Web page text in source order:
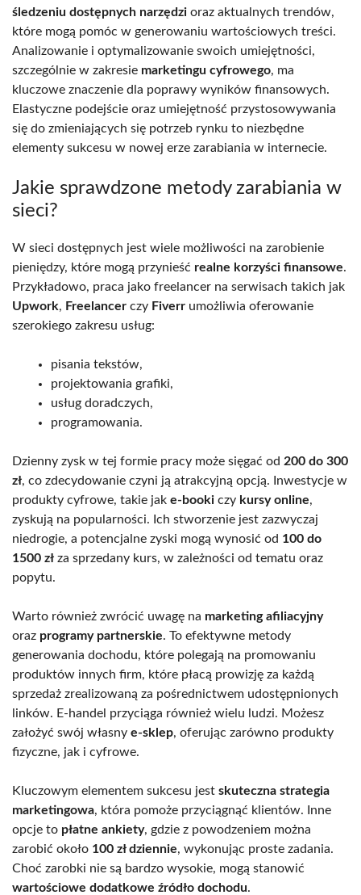
śledzeniu dostępnych narzędzi oraz aktualnych trendów,
które mogą pomóc w generowaniu wartościowych treści.
Analizowanie i optymalizowanie swoich umiejętności,
szczególnie w zakresie marketingu cyfrowego, ma
kluczowe znaczenie dla poprawy wyników finansowych.
Elastyczne podejście oraz umiejętność przystosowywania
się do zmieniających się potrzeb rynku to niezbędne
elementy sukcesu w nowej erze zarabiania w internecie.
Jakie sprawdzone metody zarabiania w
sieci?
W sieci dostępnych jest wiele możliwości na zarobienie
pieniędzy, które mogą przynieść realne korzyści finansowe.
Przykładowo, praca jako freelancer na serwisach takich jak
Upwork, Freelancer czy Fiverr umożliwia oferowanie
szerokiego zakresu usług:
pisania tekstów,
projektowania grafiki,
usług doradczych,
programowania.
Dzienny zysk w tej formie pracy może sięgać od 200 do 300
zł, co zdecydowanie czyni ją atrakcyjną opcją. Inwestycje w
produkty cyfrowe, takie jak e-booki czy kursy online,
zyskują na popularności. Ich stworzenie jest zazwyczaj
niedrogie, a potencjalne zyski mogą wynosić od 100 do
1500 zł za sprzedany kurs, w zależności od tematu oraz
popytu.
Warto również zwrócić uwagę na marketing afiliacyjny
oraz programy partnerskie. To efektywne metody
generowania dochodu, które polegają na promowaniu
produktów innych firm, które płacą prowizję za każdą
sprzedaż zrealizowaną za pośrednictwem udostępnionych
linków. E-handel przyciąga również wielu ludzi. Możesz
założyć swój własny e-sklep, oferując zarówno produkty
fizyczne, jak i cyfrowe.
Kluczowym elementem sukcesu jest skuteczna strategia
marketingowa, która pomoże przyciągnąć klientów. Inne
opcje to płatne ankiety, gdzie z powodzeniem można
zarobić około 100 zł dziennie, wykonując proste zadania.
Choć zarobki nie są bardzo wysokie, mogą stanowić
wartościowe dodatkowe źródło dochodu.